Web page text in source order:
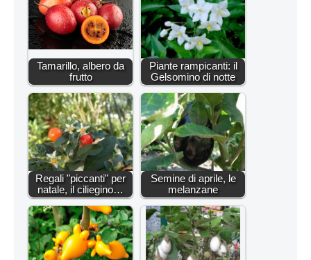
Tamarillo, albero da
frutto
Piante rampicanti: il
Gelsomino di notte
Regali "piccanti" per
natale, il ciliegino…
Semine di aprile, le
melanzane